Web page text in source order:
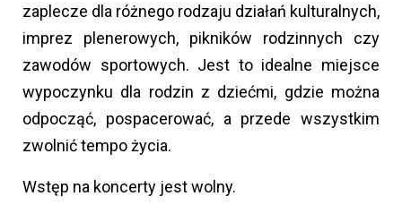
zaplecze dla różnego rodzaju działań kulturalnych,
imprez plenerowych, pikników rodzinnych czy
zawodów sportowych. Jest to idealne miejsce
wypoczynku dla rodzin z dziećmi, gdzie można
odpocząć, pospacerować, a przede wszystkim
zwolnić tempo życia.
Wstęp na koncerty jest wolny.